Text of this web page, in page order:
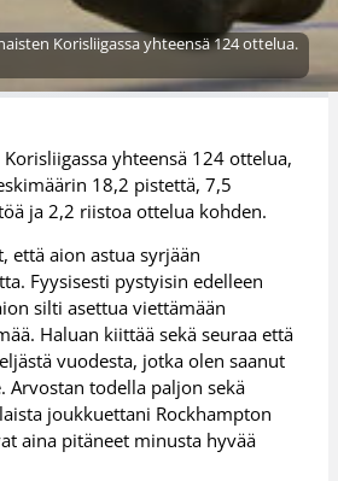
Korisliigassa yhteensä 124 ottelua.
Korisliigassa yhteensä 124 ottelua,
18,2 pistettä, 7,5
ja 2,2 riistoa ottelua kohden.
että aion astua syrjään
Fyysisesti pystyisin edelleen
silti asettua viettämään
Haluan kiittää sekä seuraa että
vuodesta, jotka olen saanut
Arvostan todella paljon sekä
joukkuettani Rockhampton
aina pitäneet minusta hyvää